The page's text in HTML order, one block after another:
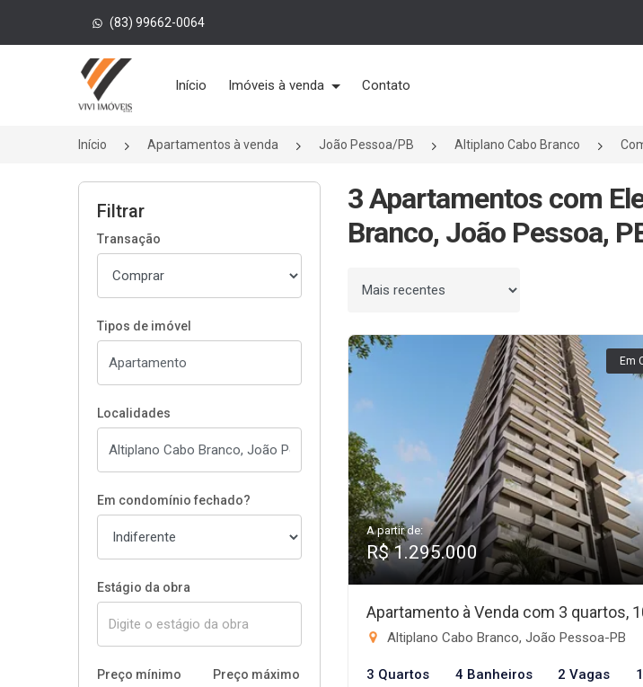
(83) 99662-0064
Página inicial
Início Imóveis à venda Contato
Início Apartamentos à venda João Pessoa/PB Altiplano Cabo Branco
Filtrar
Transação
Tipos de imóvel
Localidades
Em condomínio fechado?
Estágio da obra
Preço mínimo Preço máximo
3 Apartamentos com
Branco, João Pessoa,
Ordenar por
Em
A partir de:
R$ 1.295.000
Apartamento à Venda com 3 quartos,
Altiplano Cabo Branco, João Pessoa-PB
3 Quartos 4 Banheiros 2 Vagas